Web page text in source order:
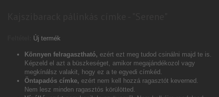
Új termék
Könnyen felragasztható, ezért ezt meg tudod csinálni majd te is.
Képzeld el azt a büszkeséget, amikor megajándékozol vagy
megkínálsz valakit, hogy ez a te egyedi címkéd.
Öntapadós címke, ezért nem kell hozzá ragasztót keverned.
Nem lesz minden ragasztós körülötted.